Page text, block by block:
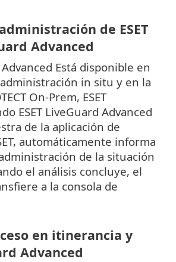
de ESET
Advanced
Advanced Está disponible en
in situ y en la
On-Prem, ESET
ESET LiveGuard Advanced
de la aplicación de
automáticamente informa
de la situación
el análisis concluye, el
a la consola de
en itinerancia y
Advanced